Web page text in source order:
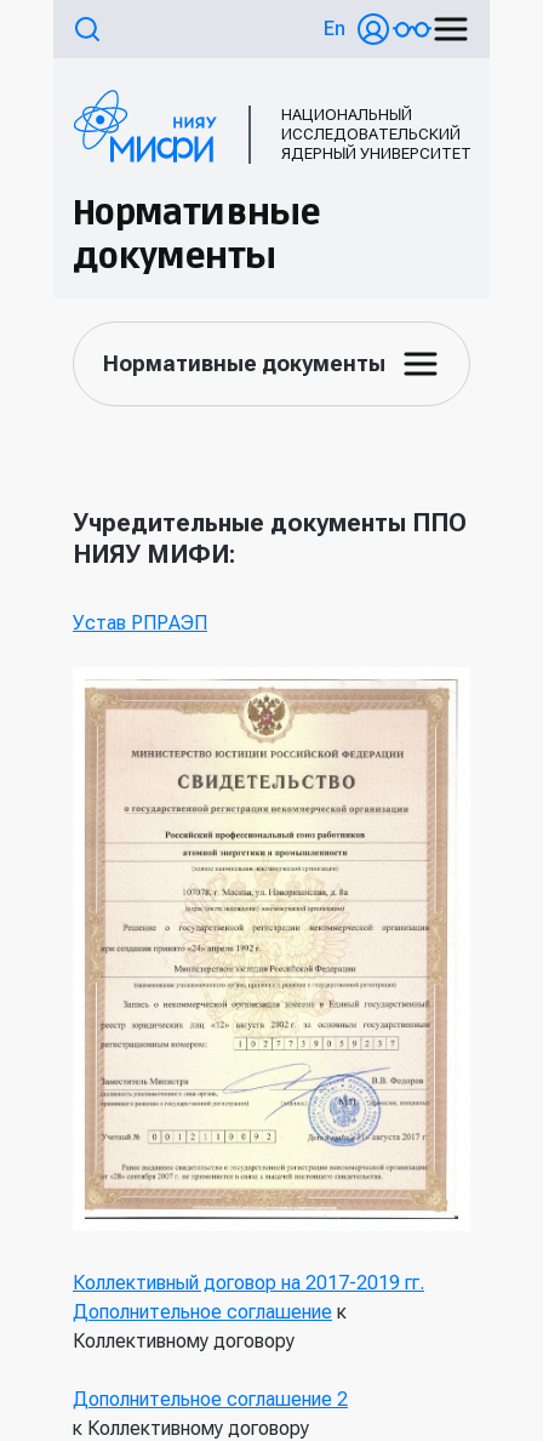
En
НАЦИОНАЛЬНЫЙ
ИССЛЕДОВАТЕЛЬСКИЙ
ЯДЕРНЫЙ УНИВЕРСИТЕТ
Нормативные
документы
Учредительные документы ППО
НИЯУ МИФИ:
Устав РПРАЭП
Коллективный договор на 2017-2019 гг.
Дополнительное соглашение к
Коллективному договору
Дополнительное соглашение 2
к Коллективному договору
Нормативные документы